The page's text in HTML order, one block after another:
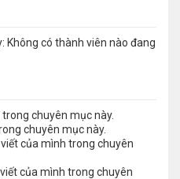
Không có thành viên nào đang
chuyên mục này.
chuyên mục này.
của mình trong chuyên
của mình trong chuyên